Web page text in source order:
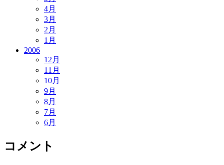
4月
3月
2月
1月
2006
12月
11月
10月
9月
8月
7月
6月
コメント